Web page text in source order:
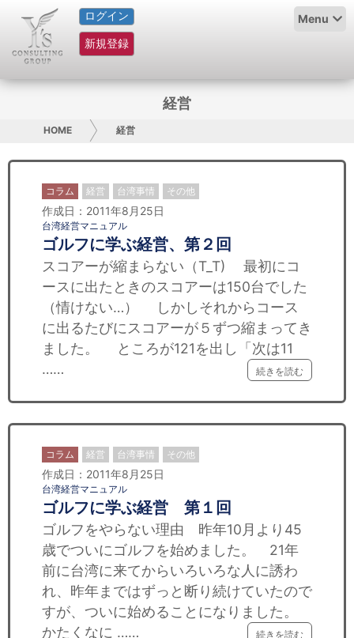
ログイン
新規登録
Menu
HOME
サービス紹介
グループ概要
お問い合わせ
日本人にPR
コンサルティング
リサーチ
セミナー
ＩＴ
飲食店情報
経営
HOME 経営
コラム 経営 台湾事情 その他
作成日：2011年8月25日
台湾経営マニュアル
ゴルフに学ぶ経営、第２回
スコアーが縮まらない（T_T) 最初にコ
ースに出たときのスコアーは150台でした
（情けない…） しかしそれからコース
に出るたびにスコアーが５ずつ縮まってき
ました。 ところが121を出し「次は11
……
続きを読む
コラム 経営 台湾事情 その他
作成日：2011年8月25日
台湾経営マニュアル
ゴルフに学ぶ経営 第１回
ゴルフをやらない理由 昨年10月より45
歳でついにゴルフを始めました。 21年
前に台湾に来てからいろいろな人に誘わ
れ、昨年まではずっと断り続けていたので
すが、ついに始めることになりました。
かたくなに ……
続きを読む